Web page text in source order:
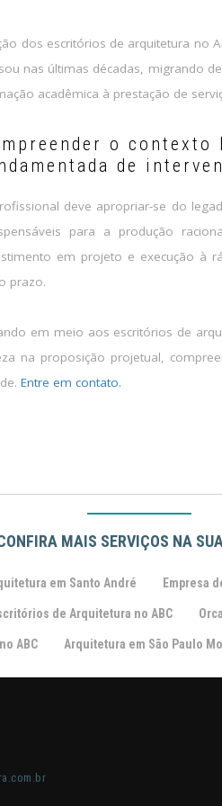
dos escritórios de arquitetura no
nas últimas décadas, migrando
acadêmica à prestação de
o
de
deve apropriar-se do
para a produção
em projeto e execução à
prazo.
em meio aos escritórios de
na proposição projetual,
Entre em contato.
MAIS SERVIÇOS NA
em Santo André Empresa
de Arquitetura no ABC
ABC Arquitetura em São Paulo